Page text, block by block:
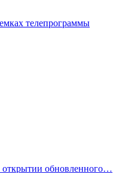
телепрограммы
открытии обновленного…